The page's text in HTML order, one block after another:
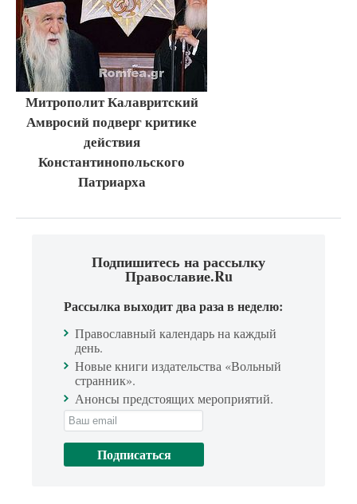
Митрополит Калавритский
Амвросий подверг критике
действия
Константинопольского
Патриарха
Подпишитесь на рассылку
Православие.Ru
Рассылка выходит два раза в неделю:
Православный календарь на каждый
день.
Новые книги издательства «Вольный
странник».
Анонсы предстоящих мероприятий.